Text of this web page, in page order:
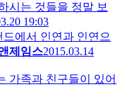
시는 것들을 정말 보
19:03
에서 인연과 인연으
제임스2015.03.14
가족과 친구들이 있어